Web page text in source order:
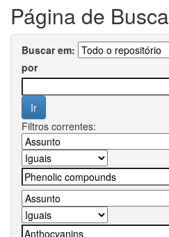
Página de Busca
Buscar em:
por
Filtros correntes: